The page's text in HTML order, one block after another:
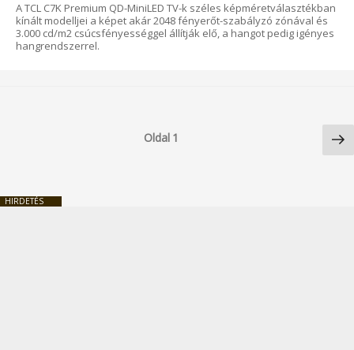
A TCL C7K Premium QD-MiniLED TV-k széles képméretválasztékban
kínált modelljei a képet akár 2048 fényerőt-szabályzó zónával és
3.000 cd/m2 csúcsfényességgel állítják elő, a hangot pedig igényes
hangrendszerrel.
Oldal 1
HIRDETÉS